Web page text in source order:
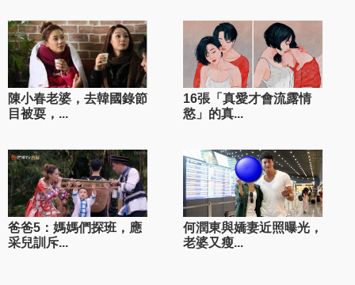
陳小春老婆，去韓國錄節
目被耍，...
16張「真愛才會流露情
慾」的真...
爸爸5：媽媽們探班，應
采兒訓斥...
何潤東與嬌妻近照曝光，
老婆又瘦...